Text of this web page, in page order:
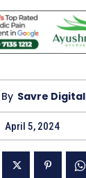
By Savre Digital
April 5, 2024